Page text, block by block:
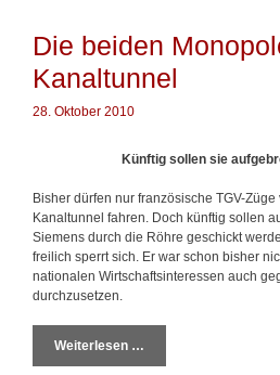
s
t
e
e
r
e
r
r
o
r
i
e
n
Die beiden
Kanaltunnel
28. Oktober 2010
Künftig sollen sie
Bisher dürfen nur französische TGV-
Kanaltunnel fahren. Doch künftig sollen
Siemens durch die Röhre geschickt
freilich sperrt sich. Er war schon bisher
nationalen Wirtschaftsinteressen auch
durchzusetzen.
Weiterlesen …
i